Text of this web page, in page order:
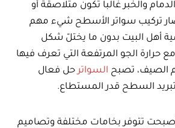
والخبر غالبا تكون متلاصقة أو
تركيب سواتر الأسطح شيء مهم
أهل البيت بدون ما يختلّ شكل
حرارة الجو المرتفعة التي تعرف فيها
الصيف، تصبح السواتر حل فعال
السطح قدر المستطاع.
أصبحت تتوفر بخامات مختلفة وتصاميم